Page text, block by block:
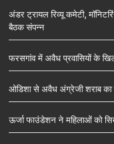
अंडर ट्रायल रिव्यू कमेटी,
बैठक संपन्न
फरसगांव में अवैध प्रवासियों के
ओडिशा से अवैध अंग्रेजी शराब का
ऊर्जा फाउंडेशन ने महिलाओं को